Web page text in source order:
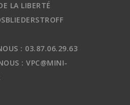
LA LIBERTÉ
: 03.87.06.29.63
: VPC@MINI-